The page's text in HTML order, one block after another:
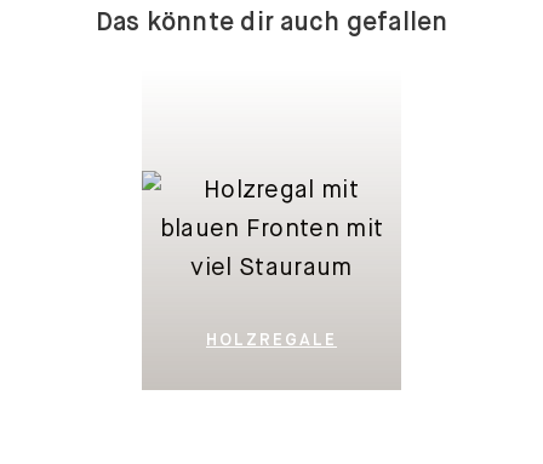
Das könnte dir auch gefallen
HOLZREGALE